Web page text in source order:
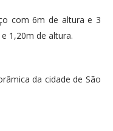
com 6m de altura e 3
1,20m de altura.
da cidade de São